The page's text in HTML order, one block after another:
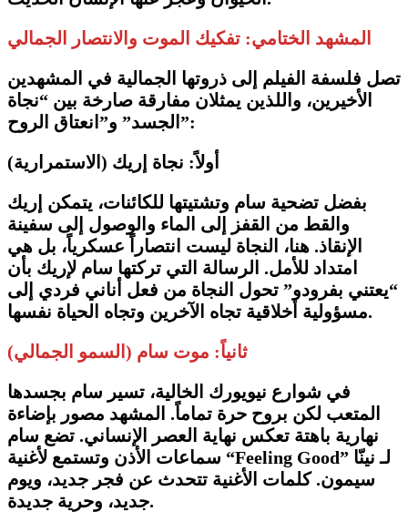
​المشهد الختامي: تفكيك الموت والانتصار الجمالي
​تصل فلسفة الفيلم إلى ذروتها الجمالية في المشهدين
الأخيرين، واللذين يمثلان مفارقة صارخة بين “نجاة
الجسد” و”انعتاق الروح”:
​أولاً: نجاة إريك (الاستمرارية)
​بفضل تضحية سام وتشتيتها للكائنات، يتمكن إريك
والقط من القفز إلى الماء والوصول إلى سفينة
الإنقاذ. هنا، النجاة ليست انتصاراً عسكرياً، بل هي
امتداد للأمل. الرسالة التي تركتها سام لإريك بأن
“يعتني بفرودو” تحول النجاة من فعل أناني فردي إلى
مسؤولية أخلاقية تجاه الآخرين وتجاه الحياة نفسها.
​ثانياً: موت سام (السمو الجمالي)
​في شوارع نيويورك الخالية، تسير سام بجسدها
المتعب لكن بروح حرة تماماً. المشهد مصور بإضاءة
نهارية باهتة تعكس نهاية العصر الإنساني. تضع سام
سماعات الأذن وتستمع لأغنية “Feeling Good” لـ نينّا
سيمون. كلمات الأغنية تتحدث عن فجر جديد، ويوم
جديد، وحرية جديدة.